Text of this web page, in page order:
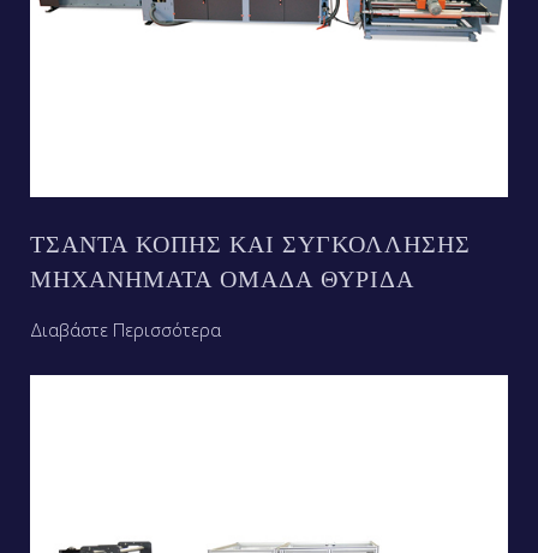
ΤΣΆΝΤΑ ΚΟΠΉΣ ΚΑΙ ΣΥΓΚΌΛΛΗΣΗΣ
ΜΗΧΑΝΉΜΑΤΑ ΟΜΆΔΑ ΘΥΡΊΔΑ
Διαβάστε Περισσότερα